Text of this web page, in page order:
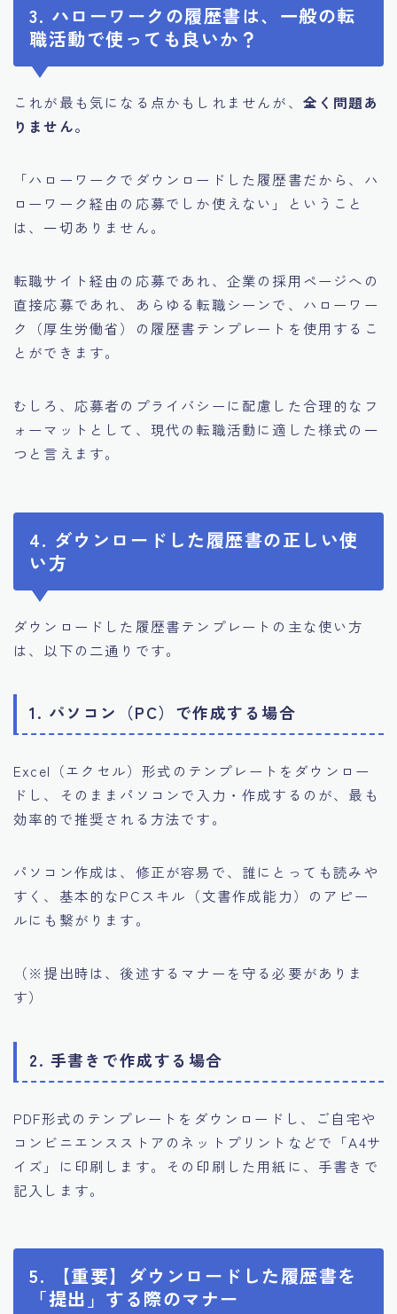
3. ハローワークの履歴書は、一般の転
職活動で使っても良いか？
これが最も気になる点かもしれませんが、 全く問題あ
りません。
「ハローワークでダウンロードした履歴書だから、ハ
ローワーク経由の応募でしか使えない」ということ
は、一切ありません。
転職サイト経由の応募であれ、企業の採用ページへの
直接応募であれ、あらゆる転職シーンで、ハローワー
ク（厚生労働省）の履歴書テンプレートを使用するこ
とができます。
むしろ、応募者のプライバシーに配慮した合理的なフ
ォーマットとして、現代の転職活動に適した様式の一
つと言えます。
4. ダウンロードした履歴書の正しい使
い方
ダウンロードした履歴書テンプレートの主な使い方
は、以下の二通りです。
1. パソコン（PC）で作成する場合
Excel（エクセル）形式のテンプレートをダウンロー
ドし、そのままパソコンで入力・作成するのが、最も
効率的で推奨される方法です。
パソコン作成は、修正が容易で、誰にとっても読みや
すく、基本的なPCスキル（文書作成能力）のアピー
ルにも繋がります。
（※提出時は、後述するマナーを守る必要がありま
す）
2. 手書きで作成する場合
PDF形式のテンプレートをダウンロードし、ご自宅や
コンビニエンスストアのネットプリントなどで「A4サ
イズ」に印刷します。その印刷した用紙に、手書きで
記入します。
5. 【重要】ダウンロードした履歴書を
「提出」する際のマナー